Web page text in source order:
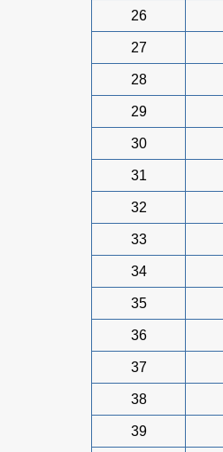
26
27
28
29
30
31
32
33
34
35
36
37
38
39